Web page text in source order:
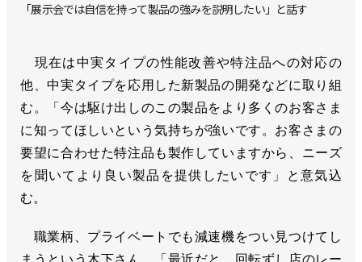
「展示会では自信を持って製品の強みを説明したい」と話す
現在は中実タイプの性能改善や特注品への対応の
他、中実タイプを応用した新製品の開発などに取り組
む。「今は駆け出しのこの製品をより多くのお客さま
に知ってほしいという気持ちが強いです。お客さまの
要望に合わせた特注品も製作していますから、ニーズ
を聞いてより良い製品を提供したいです」と意気込
む。
職業柄、プライベートでも減速機をつい見つけてし
まうという木下さん。「最近だと、回転ずし店のレー